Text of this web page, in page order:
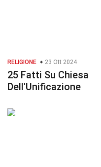
RELIGIONE 23 Ott 2024
25 Fatti Su Chiesa
Dell'Unificazione